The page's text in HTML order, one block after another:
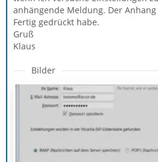
anhängende Meldung. Der
Fertig gedrückt habe.
Gruß
Klaus
Bilder